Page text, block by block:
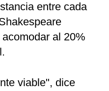
entre cada
al 20%
viable", dice